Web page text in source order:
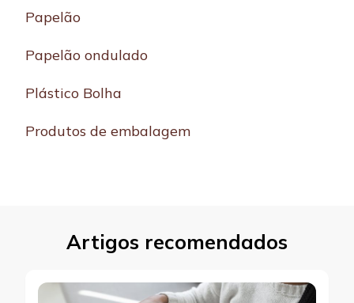
Papelão
Papelão ondulado
Plástico Bolha
Produtos de embalagem
Artigos recomendados